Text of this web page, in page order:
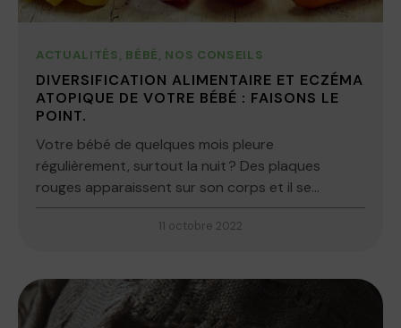
ACTUALITÉS, BÉBÉ, NOS CONSEILS
DIVERSIFICATION ALIMENTAIRE ET ECZÉMA
ATOPIQUE DE VOTRE BÉBÉ : FAISONS LE
POINT.
Votre bébé de quelques mois pleure
régulièrement, surtout la nuit ? Des plaques
rouges apparaissent sur son corps et il se...
11 octobre 2022